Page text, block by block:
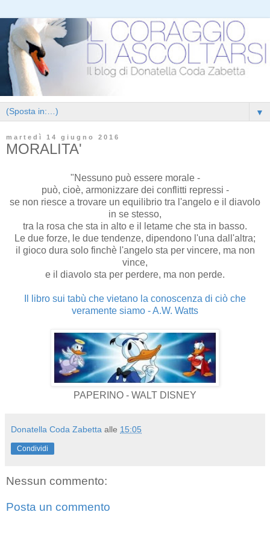
▼
martedì 14 giugno 2016
MORALITA'
"Nessuno può essere morale -
può, cioè, armonizzare dei conflitti repressi -
se non riesce a trovare un equilibrio tra l'angelo e il diavolo
in se stesso,
tra la rosa che sta in alto e il letame che sta in basso.
Le due forze, le due tendenze, dipendono l'una dall'altra;
il gioco dura solo finchè l'angelo sta per vincere, ma non
vince,
e il diavolo sta per perdere, ma non perde.
Il libro sui tabù che vietano la conoscenza di ciò che
veramente siamo - A.W. Watts
PAPERINO - WALT DISNEY
Donatella Coda Zabetta alle 15:05
Condividi
Nessun commento:
Posta un commento